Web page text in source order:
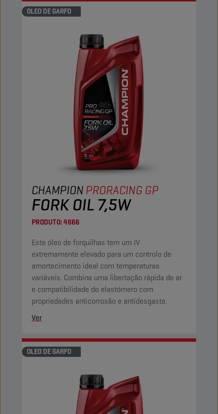
OLEO DE GARFO
CHAMPIONPRORACING GP
FORK OIL 7,5W
PRODUTO:4666
Este óleo de forquilhas tem um IV
extremamente elevado para um controlo de
amortecimento ideal com temperaturas
variáveis. Combina uma libertação rápida de ar
e compatibilidade do elastómero com
propriedades anticorrosão e antidesgaste.
Ver
OLEO DE GARFO